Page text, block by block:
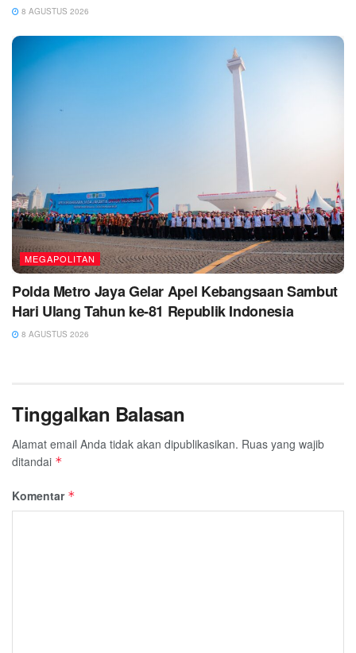
8 AGUSTUS 2026
MEGAPOLITAN
Polda Metro Jaya Gelar Apel Kebangsaan Sambut
Hari Ulang Tahun ke-81 Republik Indonesia
8 AGUSTUS 2026
Tinggalkan Balasan
Alamat email Anda tidak akan dipublikasikan. Ruas yang wajib
ditandai *
Komentar *